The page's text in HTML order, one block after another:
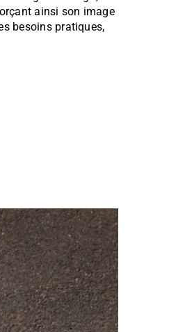
ainsi son image
besoins pratiques,